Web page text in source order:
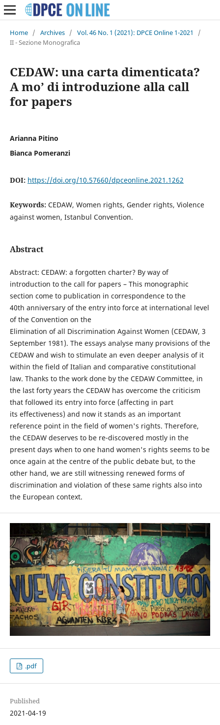
Home / Archives / Vol. 46 No. 1 (2021): DPCE Online 1-2021
/
II - Sezione Monografica
CEDAW: una carta dimenticata?
A mo’ di introduzione alla call
for papers
Arianna Pitino
Bianca Pomeranzi
DOI: https://doi.org/10.57660/dpceonline.2021.1262
Keywords: CEDAW, Women rights, Gender rights, Violence
against women, Istanbul Convention.
Abstract
Abstract: CEDAW: a forgotten charter? By way of
introduction to the call for papers – This monographic
section come to publication in correspondence to the
40th anniversary of the entry into force at international level
of the Convention on the
Elimination of all Discrimination Against Women (CEDAW, 3
September 1981). The essays analyse many provisions of the
CEDAW and wish to stimulate an even deeper analysis of it
within the field of Italian and comparative constitutional
law. Thanks to the work done by the CEDAW Committee, in
the last forty years the CEDAW has overcome the criticism
that followed its entry into force (affecting in part
its effectiveness) and now it stands as an important
reference point in the field of women's rights. Therefore,
the CEDAW deserves to be re-discovered mostly in the
present days when to one hand women's rights seems to be
once again at the centre of the public debate but, to the
other hand, we are still witnessing renewed forms of
discrimination and violation of these same rights also into
the European context.
.pdf
Published
2021-04-19